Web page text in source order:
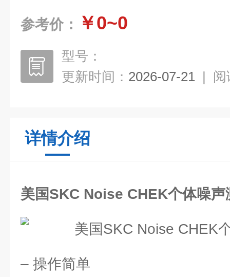
参考价： ￥0~0
型号：
更新时间： 2026-07-21 | 阅
详情介绍
美国SKC Noise CHEK个体噪声
– 操作简单